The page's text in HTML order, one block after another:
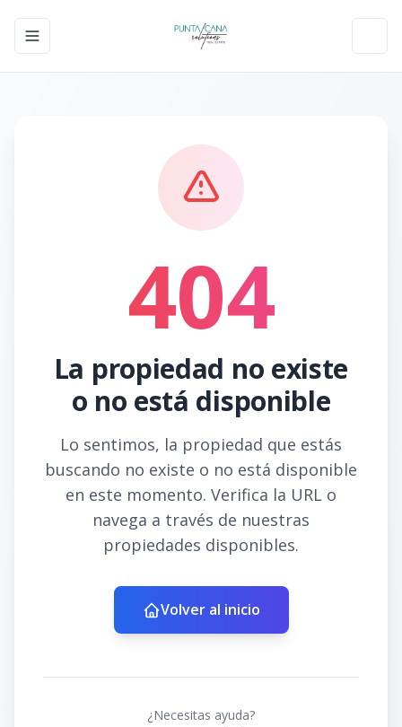
Toggle navigation menu
404
La propiedad no existe
o no está disponible
Lo sentimos, la propiedad que estás
buscando no existe o no está disponible
en este momento. Verifica la URL o
navega a través de nuestras
propiedades disponibles.
Volver al inicio
¿Necesitas ayuda?